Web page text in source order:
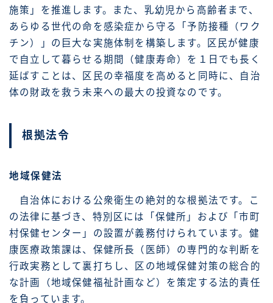
施策」を推進します。また、乳幼児から高齢者まで、
あらゆる世代の命を感染症から守る「予防接種（ワク
チン）」の巨大な実施体制を構築します。区民が健康
で自立して暮らせる期間（健康寿命）を１日でも長く
延ばすことは、区民の幸福度を高めると同時に、自治
体の財政を救う未来への最大の投資なのです。
根拠法令
地域保健法
自治体における公衆衛生の絶対的な根拠法です。こ
の法律に基づき、特別区には「保健所」および「市町
村保健センター」の設置が義務付けられています。健
康医療政策課は、保健所長（医師）の専門的な判断を
行政実務として裏打ちし、区の地域保健対策の総合的
な計画（地域保健福祉計画など）を策定する法的責任
を負っています。